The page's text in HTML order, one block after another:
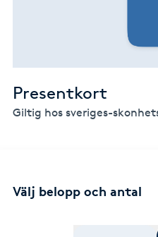
Presentkort
Giltig hos sveriges-
Välj belopp och antal